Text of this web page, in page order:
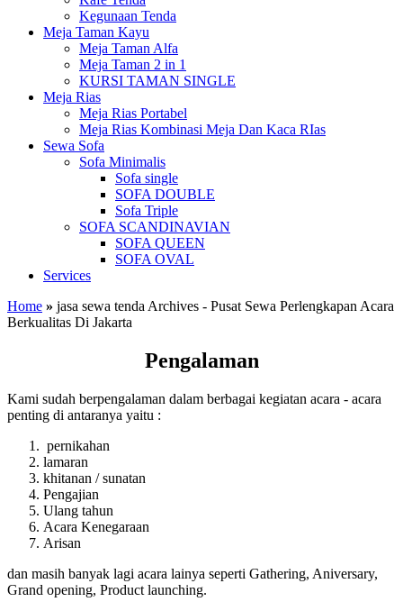
Kegunaan Tenda
Meja Taman Kayu
Meja Taman Alfa
Meja Taman 2 in 1
KURSI TAMAN SINGLE
Meja Rias
Meja Rias Portabel
Meja Rias Kombinasi Meja Dan Kaca RIas
Sewa Sofa
Sofa Minimalis
Sofa single
SOFA DOUBLE
Sofa Triple
SOFA SCANDINAVIAN
SOFA QUEEN
SOFA OVAL
Services
Home » jasa sewa tenda Archives - Pusat Sewa Perlengkapan Acara
Berkualitas Di Jakarta
Pengalaman
Kami sudah berpengalaman dalam berbagai kegiatan acara - acara
penting di antaranya yaitu :
pernikahan
lamaran
khitanan / sunatan
Pengajian
Ulang tahun
Acara Kenegaraan
Arisan
dan masih banyak lagi acara lainya seperti Gathering, Aniversary,
Grand opening, Product launching.